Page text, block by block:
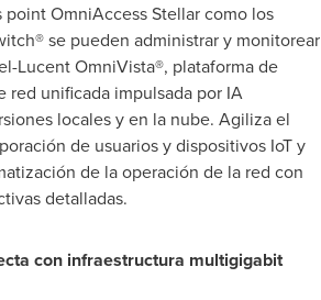
point OmniAccess Stellar como los
se pueden administrar y monitorear
Lucent OmniVista®, plataforma de
red unificada impulsada por IA
locales y en la nube. Agiliza el
de usuarios y dispositivos IoT y
de la operación de la red con
detalladas.
con infraestructura multigigabit